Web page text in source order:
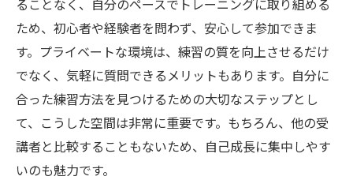
技術向上を実感できるトレーニング
最新の設備で本格的なゴルフ体験
群馬県高崎市で楽しむインドアゴルフスクール
スズヨンゴルフクラブの特徴
設備充実の練習環境
自由度の高い利用プラン
ることなく、自分のペースでトレーニングに取り組める
ため、初心者や経験者を問わず、安心して参加できま
す。プライベートな環境は、練習の質を向上させるだけ
でなく、気軽に質問できるメリットもあります。自分に
合った練習方法を見つけるための大切なステップとし
て、こうした空間は非常に重要です。もちろん、他の受
講者と比較することもないため、自己成長に集中しやす
いのも魅力です。